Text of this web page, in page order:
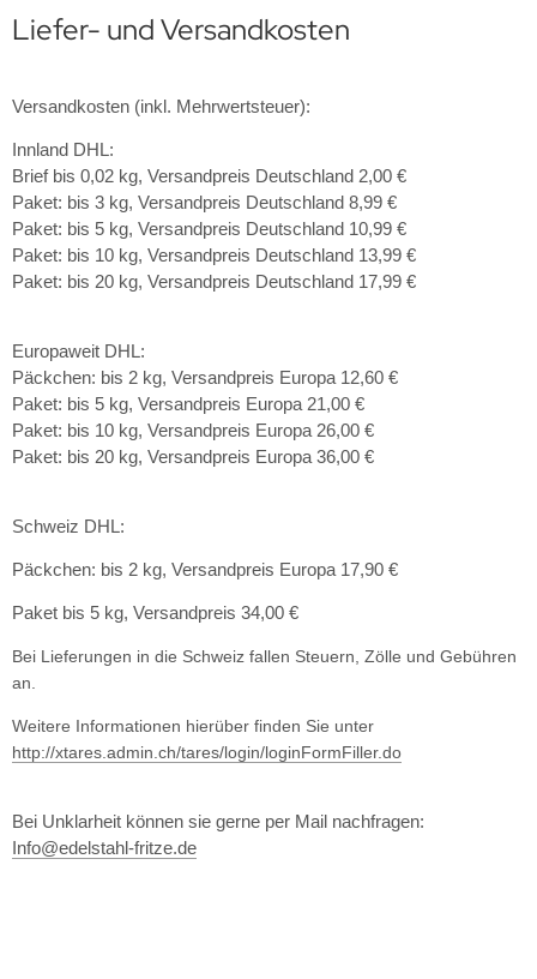
Liefer- und Versandkosten
Versandkosten (inkl. Mehrwertsteuer):
Innland DHL:
Brief bis 0,02 kg, Versandpreis Deutschland 2,00 €
Paket: bis 3 kg, Versandpreis Deutschland 8,99 €
Paket: bis 5 kg, Versandpreis Deutschland 10,99 €
Paket: bis 10 kg, Versandpreis Deutschland 13,99 €
Paket: bis 20 kg, Versandpreis Deutschland 17,99 €
Europaweit DHL:
Päckchen: bis 2 kg, Versandpreis Europa 12,60 €
Paket: bis 5 kg, Versandpreis Europa 21,00 €
Paket: bis 10 kg, Versandpreis Europa 26,00 €
Paket: bis 20 kg, Versandpreis Europa 36,00 €
Schweiz DHL:
Päckchen: bis 2 kg, Versandpreis Europa 17,90 €
Paket bis 5 kg, Versandpreis 34,00 €
Bei Lieferungen in die Schweiz fallen Steuern, Zölle und Gebühren
an.
Weitere Informationen hierüber finden Sie unter
http://xtares.admin.ch/tares/login/loginFormFiller.do
Bei Unklarheit können sie gerne per Mail nachfragen:
Info@edelstahl-fritze.de
aus Titan und Titan-Damast
Edelstahl Gürtelschnallen eckig und ovale Standart